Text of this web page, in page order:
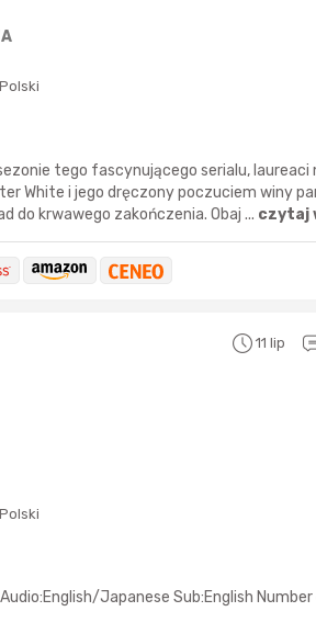
tego fascynującego serialu, laureaci
White i jego dręczony poczuciem winy
do krwawego zakończenia. Obaj ... czytaj
11 lip
Japanese Sub:English
7 godzin temu